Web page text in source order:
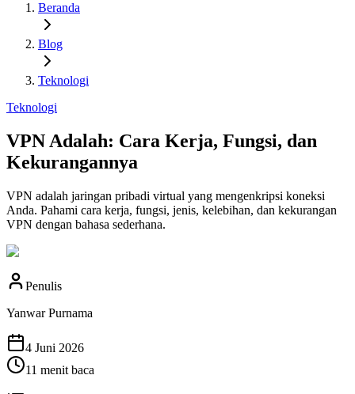
Beranda
Blog
Teknologi
Teknologi
VPN Adalah: Cara Kerja, Fungsi, dan
Kekurangannya
VPN adalah jaringan pribadi virtual yang mengenkripsi koneksi
Anda. Pahami cara kerja, fungsi, jenis, kelebihan, dan kekurangan
VPN dengan bahasa sederhana.
Penulis
Yanwar Purnama
4 Juni 2026
11 menit baca